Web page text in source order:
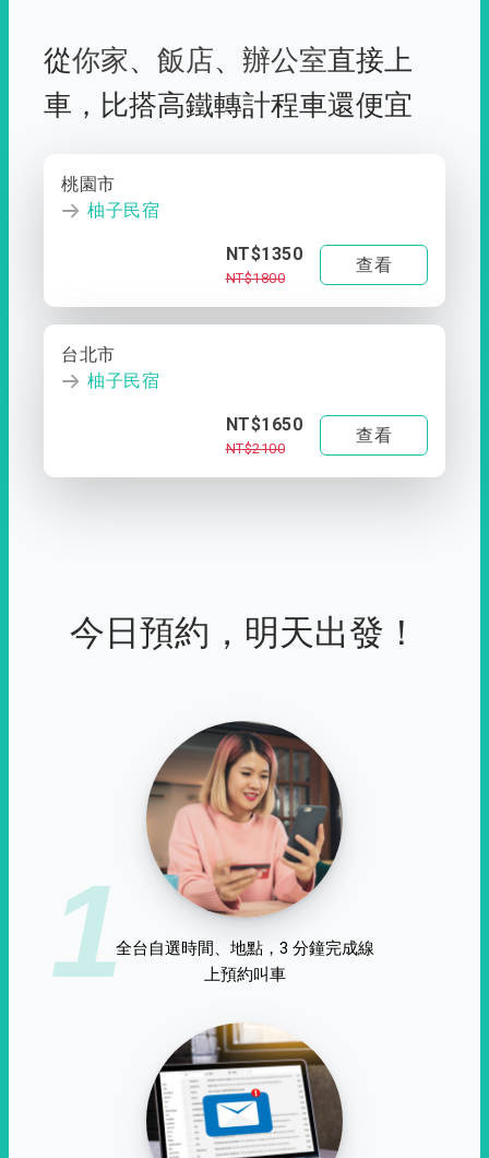
從你家、 飯店、 辦公室直接上
車， 比搭高鐵轉計程車還便宜
桃園市
柚子民宿
NT$1350
NT$1800
查看
台北市
柚子民宿
NT$1650
NT$2100
查看
今日預約，明天出發！
1全台自選時間、地點，3 分鐘完成線
上預約叫車